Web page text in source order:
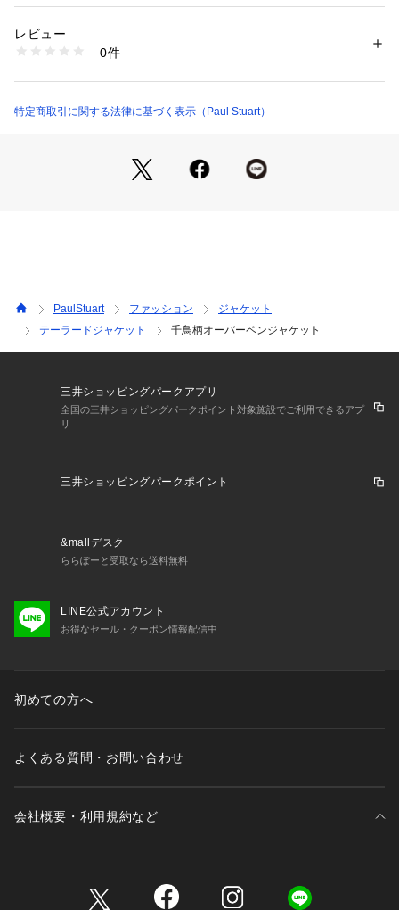
的です。
クラシカルな柄行きとツイーディーな見え方を一見感じさせな
※この商品はサンプルでの撮影を行っています。
実際の商品とイメージ、仕様が異なる場合がございます。
素材：表地 毛100% （表地スーパー１２０'ｓ使用） 裏地 キュプラ
商品番号：
J1D23612-- （ショップ）
レビュー
0件
特定商取引に関する法律に基づく表示（Paul Stuart）
PaulStuart ファッション
ジャケット
テーラードジャケット
千鳥柄オーバーペンジャケット
三井ショッピングパークアプリ
全国の三井ショッピングパークポイント対象施設でご利用できるアプ
リ
三井ショッピングパークポイント
&mallデスク
ららぽーと受取なら送料無料
LINE公式アカウント
お得なセール・クーポン情報配信中
初めての方へ
よくある質問・お問い合わせ
会社概要・利用規約など